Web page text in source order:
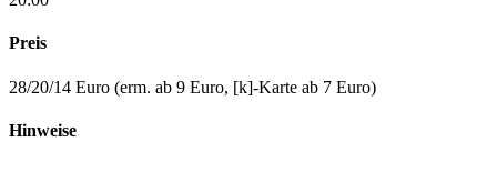
Preis
28/20/14 Euro (erm. ab 9 Euro, [k]-Karte ab 7 Euro)
Hinweise